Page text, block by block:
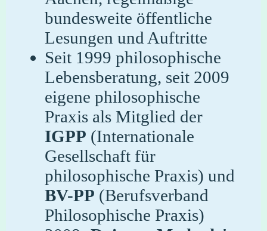
bundesweite öffentliche
Lesungen und Auftritte
Seit 1999 philosophische
Lebensberatung, seit 2009
eigene philosophische
Praxis als Mitglied der
IGPP (Internationale
Gesellschaft für
philosophische Praxis) und
BV-PP (Berufsverband
Philosophische Praxis)